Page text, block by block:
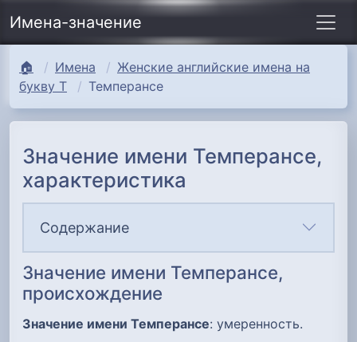
Имена-значение
🏠 Имена
Женские английские имена на
букву Т
Темперансе
Значение имени Темперансе,
характеристика
Содержание
Значение имени Темперансе,
происхождение
Значение имени Темперансе: умеренность.